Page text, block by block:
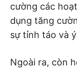
cường các
dụng tăng
sự tỉnh táo và
Ngoài ra, còn